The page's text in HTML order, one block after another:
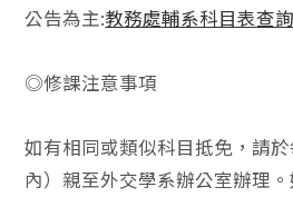
公告為主:教務處輔系科目表查詢
◎修課注意事項
如有相同或類似科目抵免，請
內）親至外交學系辦公室辦理